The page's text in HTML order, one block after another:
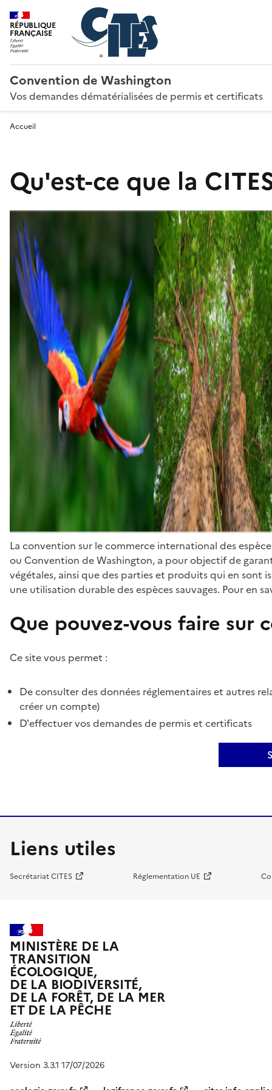
RÉPUBLIQUE
FRANÇAISE
Convention de Washington
Vos demandes dématérialisées de permis et certificats
Accueil
Qu'est-ce que la
La convention sur le commerce international des
ou Convention de Washington, a pour objectif de
végétales, ainsi que des parties et produits qui en sont
une utilisation durable des espèces sauvages. Pour en
Que pouvez-vous faire sur
Ce site vous permet :
De consulter des données réglementaires et autres
créer un compte)
D'effectuer vos demandes de permis et certificats
Liens utiles
Secrétariat CITES Réglementation UE
MINISTÈRE DE LA
TRANSITION
ÉCOLOGIQUE,
DE LA BIODIVERSITÉ,
DE LA FORÊT, DE LA MER
ET DE LA PÊCHE
Version 3.3.1 17/07/2026